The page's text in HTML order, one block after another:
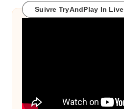
Suivre TryAndPlay In Live